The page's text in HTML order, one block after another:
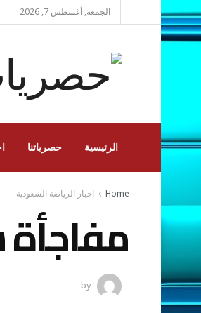
الجمعة, أغسطس 7, 2026
الرئيسية حصرياتنا
Home اخبار الرياضة السعودية
by